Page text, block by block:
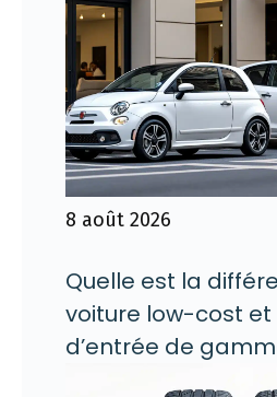
8 août 2026
Quelle est la
voiture low-cost
d’entrée de